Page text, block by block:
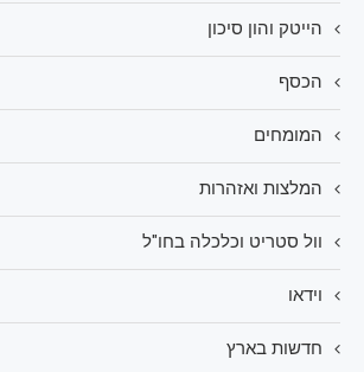
הייטק והון סיכון
הכסף
המומחים
המלצות ואזהרות
וול סטריט וכלכלה בחו"ל
וידאו
חדשות בארץ